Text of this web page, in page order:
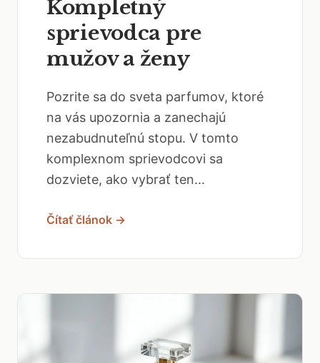
Kompletný
sprievodca pre
mužov a ženy
Pozrite sa do sveta parfumov, ktoré
na vás upozornia a zanechajú
nezabudnuteľnú stopu. V tomto
komplexnom sprievodcovi sa
dozviete, ako vybrať ten...
Čítať článok →